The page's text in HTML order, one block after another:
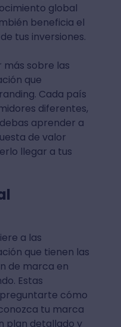
global
beneficia el
tus inversiones.
sobre las
que
Cada país
diferentes,
aprender a
de valor
llegar a tus
a las
que tienen las
de marca en
Estas
cómo
tu marca
plan detallado y